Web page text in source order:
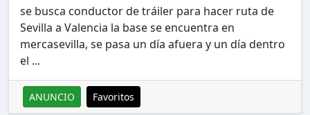
se busca conductor de tráiler para hacer ruta de
Sevilla a Valencia la base se encuentra en
mercasevilla, se pasa un día afuera y un día dentro
el ...
ANUNCIO Favoritos